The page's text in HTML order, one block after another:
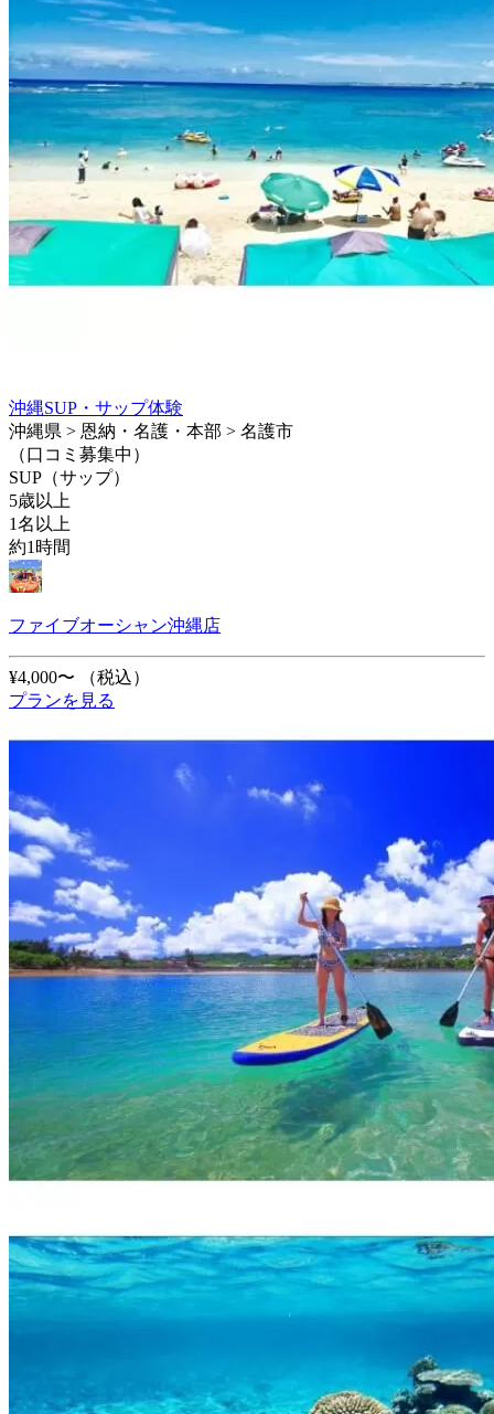
沖縄SUP・サップ体験
沖縄県 > 恩納・名護・本部 > 名護市
（口コミ募集中）
SUP（サップ）
5歳以上
1名以上
約1時間
ファイブオーシャン沖縄店
¥4,000〜
（税込）
プランを見る